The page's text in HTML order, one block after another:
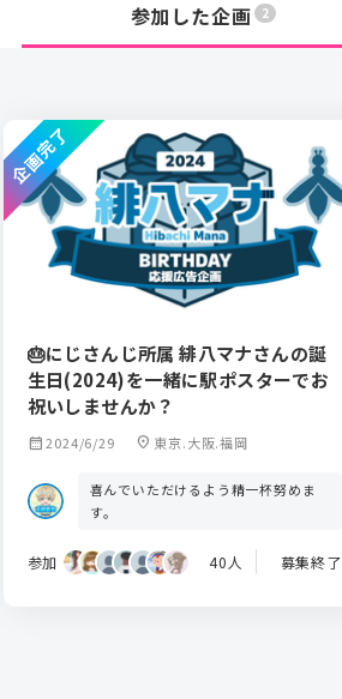
参加した企画 2
🎂にじさんじ所属 緋八マナさんの誕
生日(2024)を一緒に駅ポスターでお
祝いしませんか？
calendar_month2024/6/29 location_on 東京.大阪.福岡
喜んでいただけるよう精一杯努めま
す。
参加 40人 募集終了
企画完了